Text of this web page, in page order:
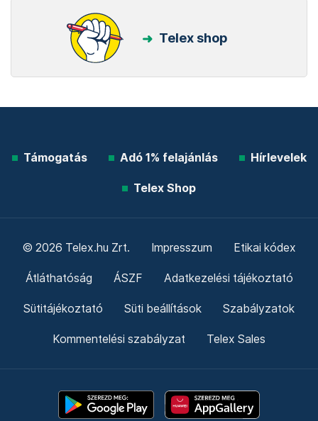
Telex shop
Támogatás Adó 1% felajánlás Hírlevelek
Telex Shop
© 2026 Telex.hu Zrt. Impresszum Etikai kódex
Átláthatóság ÁSZF Adatkezelési tájékoztató
Sütitájékoztató Süti beállítások Szabályzatok
Kommentelési szabályzat Telex Sales